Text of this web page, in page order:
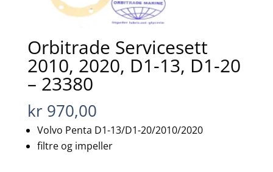
Orbitrade Servicesett
2010, 2020, D1-13, D1-20
– 23380
kr970,00
Volvo Penta D1-13/D1-20/2010/2020
filtre og impeller